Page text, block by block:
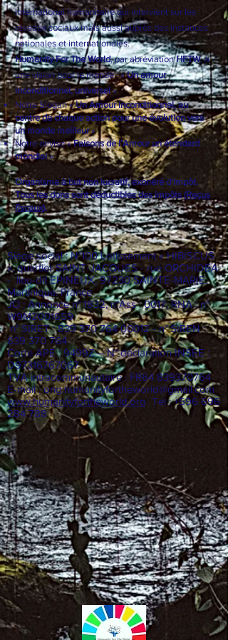
internationalhumanitaire qui intervient sur les
réseaux sociaux mais aussi auprès des instances
nationales et internationales.
Humanity For The World, par abréviationHFTW, à
une vision pour le monde : «Un amour
inconditionnel, universel»
Notre Slogan «Un Amour inconditionnel, au
centre de chaque action pour une évolution vers
un monde meilleur»
Notre devise «Faisons de l’Amour un étendard
mondial»
Organisme à but non lucratif, exonéré d'impôt.
Tous les dons sont déductibles des impôts (Reçus
fiscaux).
Siège social : N°100 Lotissement « HIBISCUS
», quartier SAINT-JACQUES - rue ORCHIDEA
- lieu-dit EPINEUX, 97230 SAINTE-MARIE.
Martinique. France
JO : Annonce n° 1832, n°Ass : 0017, RNA : n°
W9M2001659
n° SIRET :839 370 764 00012- n° SIREN :
839 370 764
Code APE : 9499Z – N° déclaration INSEE :
D97316767067
TVA intracommunautaire : FR64 839370764
E-mail :ong.humanityfortheworld@gmail.com
www.humanityfortheworld.org Tel : +596 696
284 788